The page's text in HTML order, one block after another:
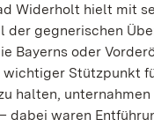
Widerholt hielt mit
der gegnerischen
Bayerns oder
Stützpunkt
halten,
dabei waren